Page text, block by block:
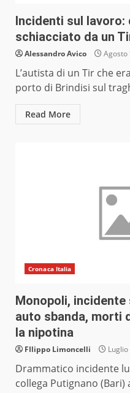
Incidenti sul
schiacciato da un
Alessandro Avico Agosto
L’autista di un Tir che
porto di Brindisi sul
Read More
Cronaca Italia
Monopoli, incidente
auto sbanda, morti
la nipotina
FIlippo Limoncelli
Drammatico incidente
collega Putignano (Bari)